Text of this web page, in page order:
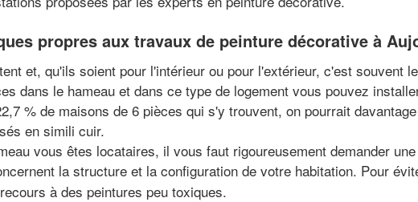
propres aux travaux de peinture décorative à
et, qu'ils soient pour l'intérieur ou pour l'extérieur, c'est souvent
dans le hameau et dans ce type de logement vous pouvez
% de maisons de 6 pièces qui s'y trouvent, on pourrait
en simili cuir.
vous êtes locataires, il vous faut rigoureusement demander
la structure et la configuration de votre habitation. Pour
à des peintures peu toxiques.